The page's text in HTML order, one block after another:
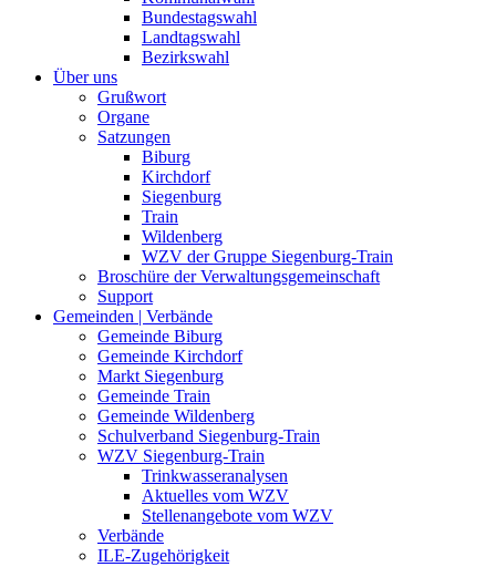
Bundestagswahl
Landtagswahl
Bezirkswahl
Über uns
Grußwort
Organe
Satzungen
Biburg
Kirchdorf
Siegenburg
Train
Wildenberg
WZV der Gruppe Siegenburg-Train
Broschüre der Verwaltungsgemeinschaft
Support
Gemeinden | Verbände
Gemeinde Biburg
Gemeinde Kirchdorf
Markt Siegenburg
Gemeinde Train
Gemeinde Wildenberg
Schulverband Siegenburg-Train
WZV Siegenburg-Train
Trinkwasseranalysen
Aktuelles vom WZV
Stellenangebote vom WZV
Verbände
ILE-Zugehörigkeit